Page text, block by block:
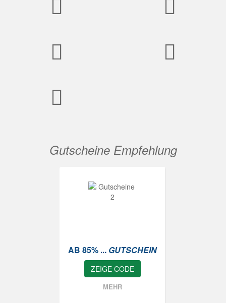
Gutscheine Empfehlung
AB 85% ... GUTSCHEIN
ZEIGE CODE
MEHR